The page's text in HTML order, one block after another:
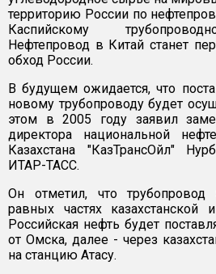
территорию России по
Каспийскому
Нефтепровод в Китай станет
обход России.
В будущем ожидается, что
новому трубопроводу будет
этом в 2005 году заявил
директора национальной
Казахстана "КазТрансОйл"
ИТАР-ТАСС.
Он отметил, что трубопровод
равных частях казахстанской
Российская нефть будет
от Омска, далее - через
на станцию Атасу.